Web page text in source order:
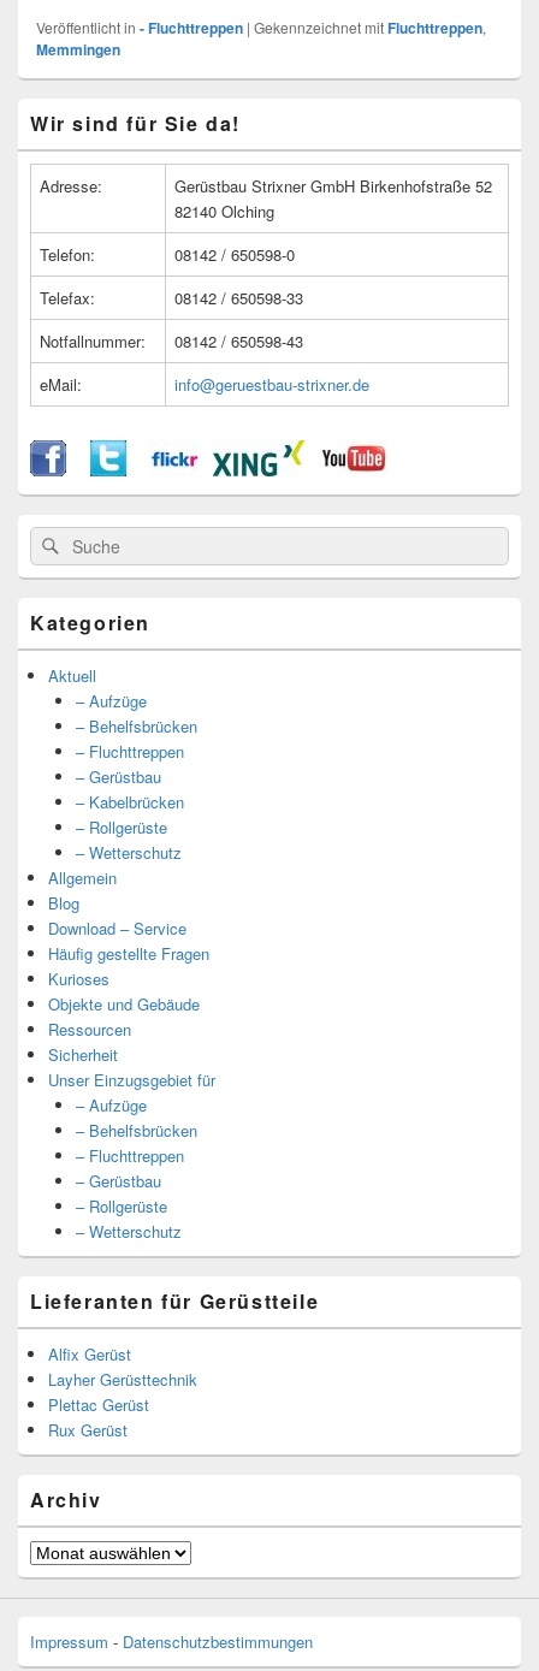
Veröffentlicht in - Fluchttreppen | Gekennzeichnet mitFluchttreppen,
Memmingen
Seitenleisten
Widget-
Wir sind für Sie da!
Adresse:
Gerüstbau Strixner GmbH Birkenhofstraße 52
82140 Olching
Telefon:
08142 / 650598-0
Telefax:
08142 / 650598-33
Notfallnummer:
08142 / 650598-43
eMail:
info@geruestbau-strixner.de
Suche
nach:
Suche
Kategorien
Aktuell
– Aufzüge
– Behelfsbrücken
– Fluchttreppen
– Gerüstbau
– Kabelbrücken
– Rollgerüste
– Wetterschutz
Allgemein
Blog
Download – Service
Häufig gestellte Fragen
Kurioses
Objekte und Gebäude
Ressourcen
Sicherheit
Unser Einzugsgebiet für
– Aufzüge
– Behelfsbrücken
– Fluchttreppen
– Gerüstbau
– Rollgerüste
– Wetterschutz
Lieferanten für Gerüstteile
Alfix Gerüst
Layher Gerüsttechnik
Plettac Gerüst
Rux Gerüst
Archiv
Archiv
Impressum - Datenschutzbestimmungen